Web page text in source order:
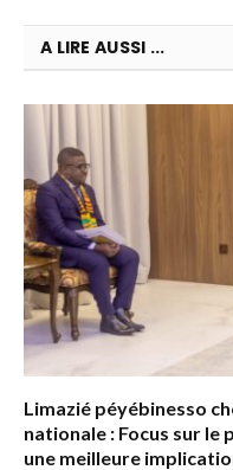
A LIRE AUSSI ...
Limazié péyébinesso
nationale : Focus sur
une meilleure